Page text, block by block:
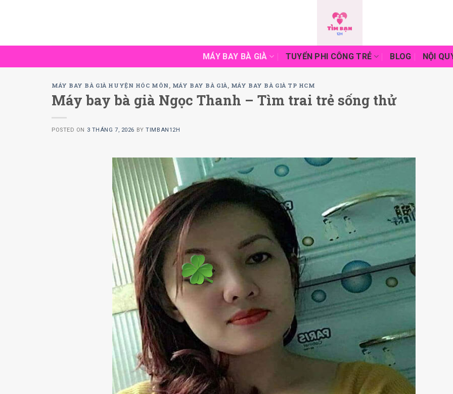
MÁY BAY BÀ GIÀ TUYỂN PHI CÔNG TRẺ BLOG NỘI
MÁY BAY BÀ GIÀ HUYỆN HÓC MÔN , MÁY BAY BÀ GIÀ, MÁY BAY BÀ GIÀ TP HCM
Máy bay bà già Ngọc Thanh – Tìm trai trẻ sống thử
POSTED ON 3 THÁNG 7, 2026 BYTIMBAN12H